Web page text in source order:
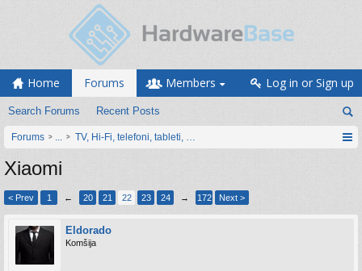
Home Forums
Search Forums Recent Posts
Members Log in or Sign up
Forums ... TV, Hi-Fi, telefoni, tableti, satovi, IoT oprema
Xiaomi
< Prev 1 ← 20 21 22 23 24 → 172 Next >
Eldorado
Komšija